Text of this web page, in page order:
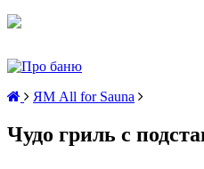
ЯМ All for Sauna
Чудо гриль с